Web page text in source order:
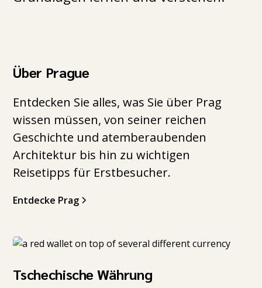
Über Prague
Entdecken Sie alles, was Sie über Prag
wissen müssen, von seiner reichen
Geschichte und atemberaubenden
Architektur bis hin zu wichtigen
Reisetipps für Erstbesucher.
Entdecke Prag
Tschechische Währung